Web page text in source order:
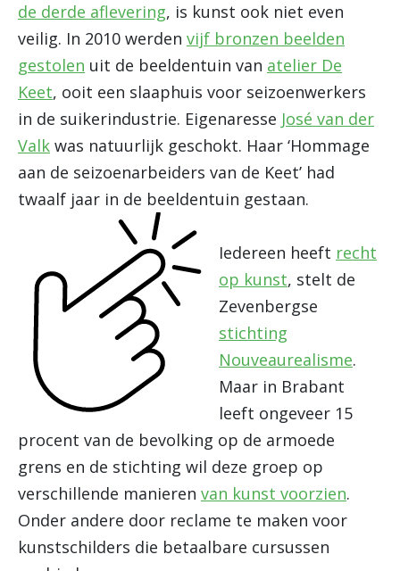
de derde aflevering, is kunst ook niet even
veilig. In 2010 werden vijf bronzen beelden
gestolen uit de beeldentuin van atelier De
Keet, ooit een slaaphuis voor seizoenwerkers
in de suikerindustrie. Eigenaresse José van der
Valk was natuurlijk geschokt. Haar ‘Hommage
aan de seizoenarbeiders van de Keet’ had
twaalf jaar in de beeldentuin gestaan.
Iedereen heeft recht
op kunst, stelt de
Zevenbergse
stichting
Nouveaurealisme.
Maar in Brabant
leeft ongeveer 15
procent van de bevolking op de armoede
grens en de stichting wil deze groep op
verschillende manieren van kunst voorzien.
Onder andere door reclame te maken voor
kunstschilders die betaalbare cursussen